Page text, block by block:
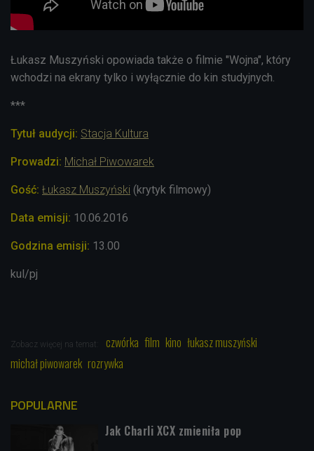
Łukasz Muszyński opowiada także o filmie "Wojna", który
wchodzi na ekrany tylko i wyłącznie do kin studyjnych.
***
Tytuł audycji: Stacja Kultura
Prowadzi: Michał Piwowarek
Gość: Łukasz Muszyński (krytyk filmowy)
Data emisji: 10.06.2016
Godzina emisji: 13.00
kul/pj
Zobacz więcej na temat: czwórka film kino łukasz muszyński
michał piwowarek rozrywka
POPULARNE
Jak Charli XCX zmieniła pop